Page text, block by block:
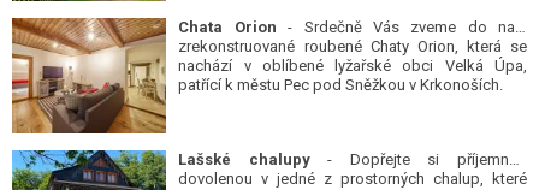
Chata Orion - Srdečně Vás zveme do naší
zrekonstruované roubené Chaty Orion, která se
nachází v oblíbené lyžařské obci Velká Úpa,
patřící k městu Pec pod Sněžkou v Krkonoších.
Lašské chalupy- Dopřejte si příjemnou
dovolenou v jedné z prostorných chalup, které